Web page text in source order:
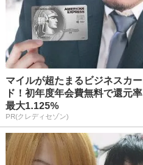
マイルが超たまるビジネスカー
ド！初年度年会費無料で還元率
最大1.125%
PR(クレディセゾン)